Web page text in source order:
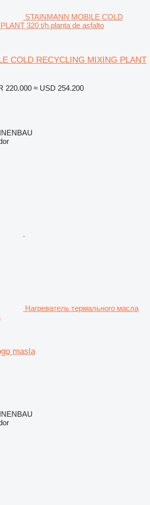
STAINMANN MOBILE COLD
320 t/h planta de asfalto
COLD RECYCLING MIXING PLANT
220.000 ≈ USD 254.200
Нагреватель термального масла
masla